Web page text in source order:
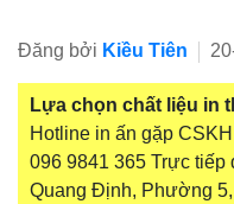
Đăng bởi Kiều Tiên
Lựa chọn chất liệu in
Hotline in ấn gặp
096 9841 365 Trực tiếp
Quang Định, Phường